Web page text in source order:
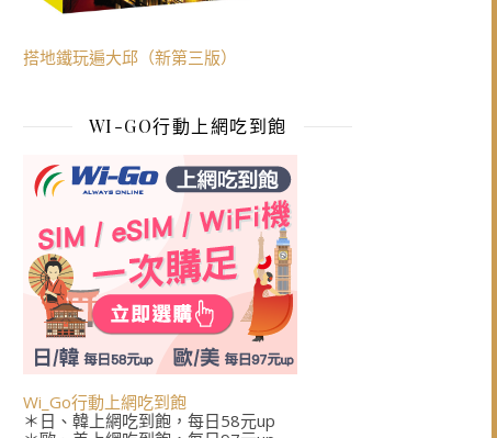
搭地鐵玩遍大邱（新第三版）
WI-GO行動上網吃到飽
Wi_Go行動上網吃到飽
＊日、韓上網吃到飽，每日58元up